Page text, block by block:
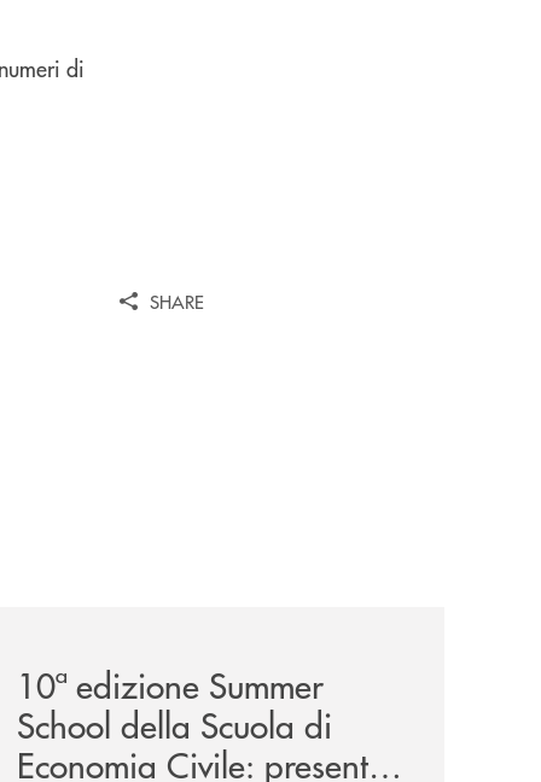
di
SHARE
10ª edizione Summer
School della Scuola di
Economia Civile: presente